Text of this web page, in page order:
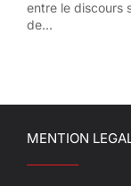
entre le discours
de...
MENTION